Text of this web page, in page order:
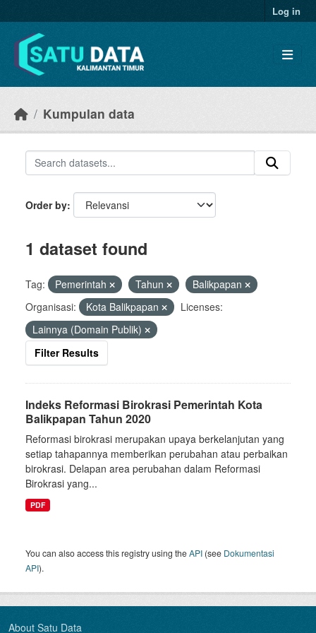
Log in
Kumpulan data
Order by
1 dataset found
Tag: Pemerintah Tahun
Balikpapan
Organisasi:
Kota Balikpapan
Licenses:
Lainnya (Domain Publik)
Filter Results
Indeks Reformasi Birokrasi Pemerintah Kota
Balikpapan Tahun 2020
Reformasi birokrasi merupakan upaya berkelanjutan yang
setiap tahapannya memberikan perubahan atau perbaikan
birokrasi. Delapan area perubahan dalam Reformasi
Birokrasi yang...
PDF
You can also access this registry using theAPI (see Dokumentasi
API).
About Satu Data